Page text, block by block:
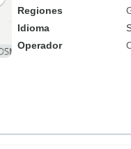
Regiones
Idioma
Operador